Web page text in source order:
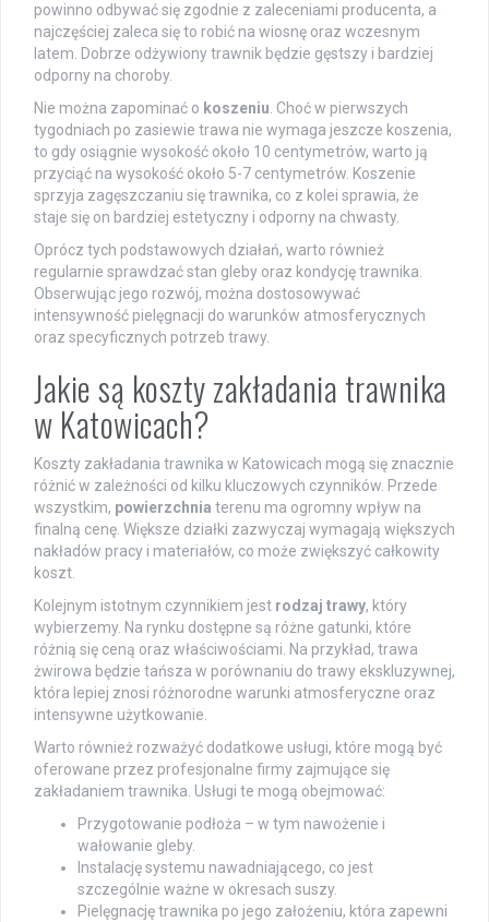
powinno odbywać się zgodnie z zaleceniami producenta, a
najczęściej zaleca się to robić na wiosnę oraz wczesnym
latem. Dobrze odżywiony trawnik będzie gęstszy i bardziej
odporny na choroby.
Nie można zapominać o koszeniu. Choć w pierwszych
tygodniach po zasiewie trawa nie wymaga jeszcze koszenia,
to gdy osiągnie wysokość około 10 centymetrów, warto ją
przyciąć na wysokość około 5-7 centymetrów. Koszenie
sprzyja zagęszczaniu się trawnika, co z kolei sprawia, że
staje się on bardziej estetyczny i odporny na chwasty.
Oprócz tych podstawowych działań, warto również
regularnie sprawdzać stan gleby oraz kondycję trawnika.
Obserwując jego rozwój, można dostosowywać
intensywność pielęgnacji do warunków atmosferycznych
oraz specyficznych potrzeb trawy.
Jakie są koszty zakładania trawnika
w Katowicach?
Koszty zakładania trawnika w Katowicach mogą się znacznie
różnić w zależności od kilku kluczowych czynników. Przede
wszystkim, powierzchnia terenu ma ogromny wpływ na
finalną cenę. Większe działki zazwyczaj wymagają większych
nakładów pracy i materiałów, co może zwiększyć całkowity
koszt.
Kolejnym istotnym czynnikiem jest rodzaj trawy, który
wybierzemy. Na rynku dostępne są różne gatunki, które
różnią się ceną oraz właściwościami. Na przykład, trawa
żwirowa będzie tańsza w porównaniu do trawy ekskluzywnej,
która lepiej znosi różnorodne warunki atmosferyczne oraz
intensywne użytkowanie.
Warto również rozważyć dodatkowe usługi, które mogą być
oferowane przez profesjonalne firmy zajmujące się
zakładaniem trawnika. Usługi te mogą obejmować:
Przygotowanie podłoża – w tym nawożenie i
wałowanie gleby.
Instalację systemu nawadniającego, co jest
szczególnie ważne w okresach suszy.
Pielęgnację trawnika po jego założeniu, która zapewni